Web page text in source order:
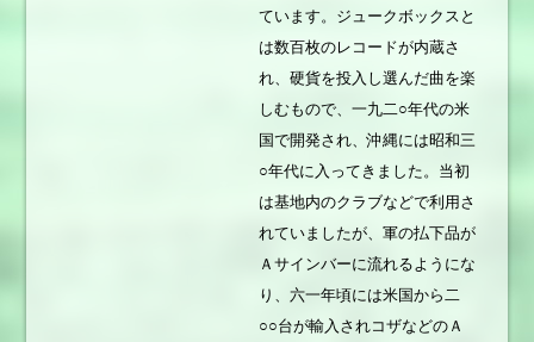
ています。ジュークボックスと
は数百枚のレコードが内蔵さ
れ、硬貨を投入し選んだ曲を楽
しむもので、一九二○年代の米
国で開発され、沖縄には昭和三
○年代に入ってきました。当初
は基地内のクラブなどで利用さ
れていましたが、軍の払下品が
Ａサインバーに流れるようにな
り、六一年頃には米国から二
○○台が輸入されコザなどのＡ